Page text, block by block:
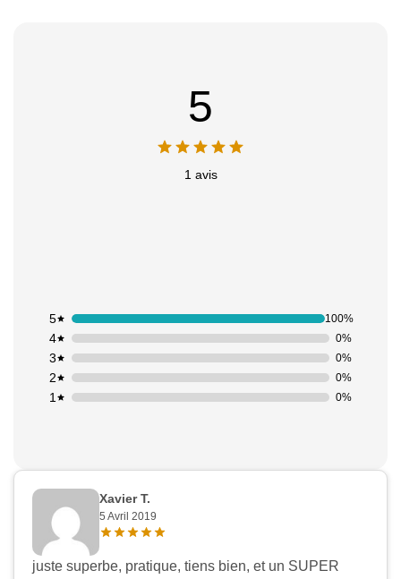
5
1 avis
1 0%
2 0%
3 0%
4 0%
5 100%
Xavier T.
5 Avril 2019
juste superbe, pratique, tiens bien, et un SUPER